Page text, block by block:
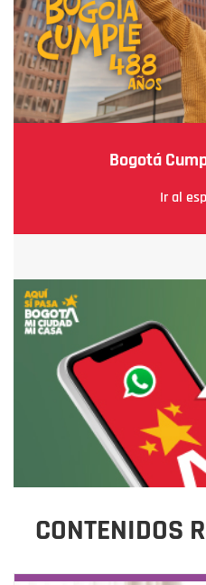
Bogotá
Ir al
CONTENIDOS